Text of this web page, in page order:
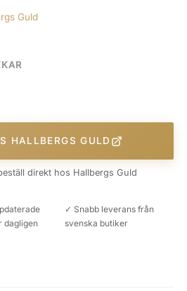
Guld
HALLBERGS GULD
direkt hos Hallbergs Guld
dagligen
✓ Snabb leverans från
svenska butiker